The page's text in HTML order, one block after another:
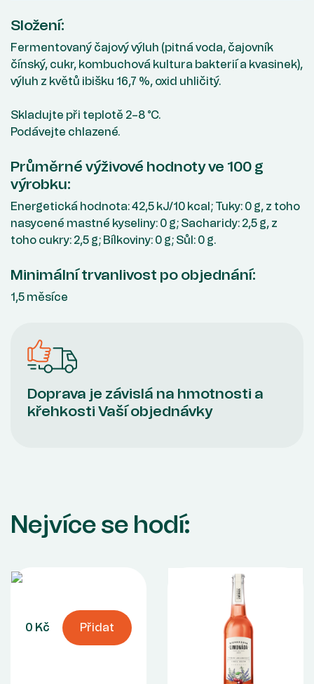
Složení:
Fermentovaný čajový výluh (pitná voda, čajovník
čínský, cukr, kombuchová kultura bakterií a kvasinek),
výluh z květů ibišku 16,7 %, oxid uhličitý.
Skladujte při teplotě 2–8 °C.
Podávejte chlazené.
Průměrné výživové hodnoty ve 100 g
výrobku:
Energetická hodnota: 42,5 kJ/10 kcal; Tuky: 0 g, z toho
nasycené mastné kyseliny: 0 g; Sacharidy: 2,5 g, z
toho cukry: 2,5 g; Bílkoviny: 0 g; Sůl: 0 g.
Minimální trvanlivost po objednání:
1,5 měsíce
Doprava je závislá na hmotnosti a
křehkosti Vaší objednávky
Nejvíce se hodí:
0 Kč Přidat